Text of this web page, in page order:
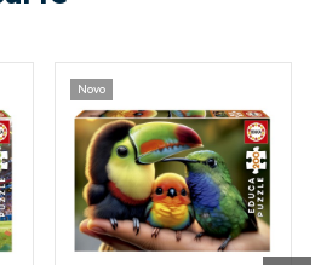
Novo